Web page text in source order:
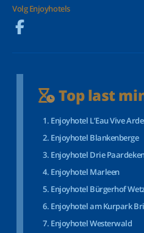
Volg Enjoyhotels
Top last
Enjoyhotel L’Eau Vive
Enjoyhotel Blankenberge
Enjoyhotel Drie
Enjoyhotel Marleen
Enjoyhotel Bürgerhof
Enjoyhotel am Kurpark
Enjoyhotel Westerwald